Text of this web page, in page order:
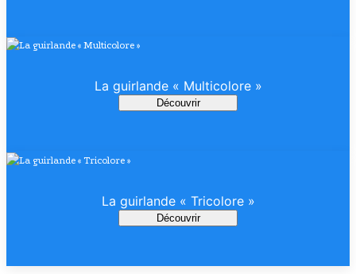
La guirlande « Multicolore »
Découvrir
La guirlande « Tricolore »
Découvrir